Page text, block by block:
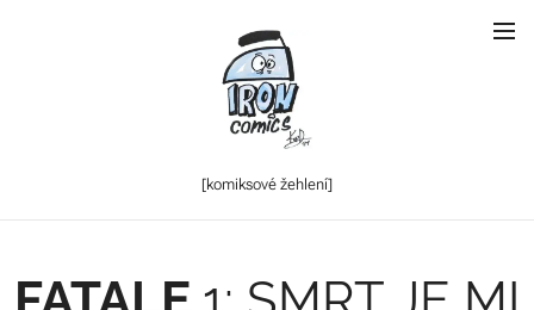
[komiksové žehlení]